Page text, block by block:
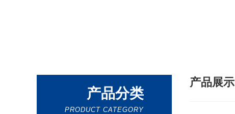
产品分类
PRODUCT CATEGORY
产品展示